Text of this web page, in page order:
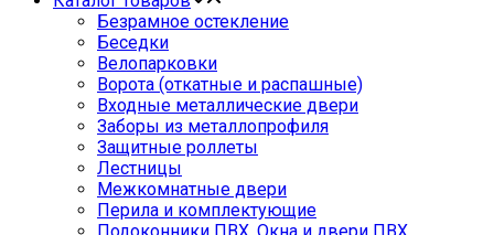
Безрамное остекление
Беседки
Велопарковки
Ворота (откатные и распашные)
Входные металлические двери
Заборы из металлопрофиля
Защитные роллеты
Лестницы
Межкомнатные двери
Перила и комплектующие